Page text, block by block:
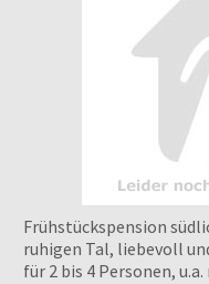
Frühstückspension
ruhigen Tal, liebevoll
für 2 bis 4 Personen,